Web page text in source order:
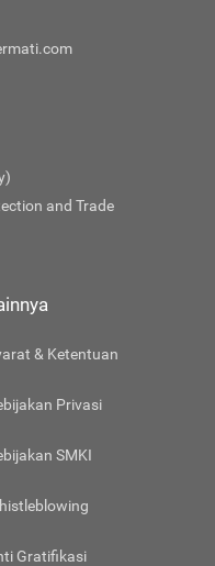
and Trade
& Ketentuan
Privasi
SMKI
Gratifikasi